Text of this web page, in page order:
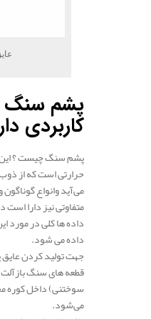
پشم
کاربردی
پشم سنگ چیست ؟
حرارتی است که از
می‌آید وانواع
متفاوتی نیز دارا است
داده ها کلی در مورد
داده می شود.
جهت تولید کردن
قطعه های سنگ
سوختنی) داخل کوره
می‌شود.